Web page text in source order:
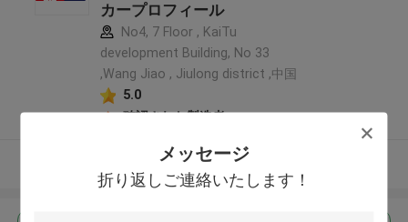
メッセージ
折り返しご連絡いたします！
カープロフィール
No4, 7 Floor , KaiTu
development Building, No 33
,Wang Jiao , Jiulong district ,中国
5.0
確認された製造者
多くを見て下さい